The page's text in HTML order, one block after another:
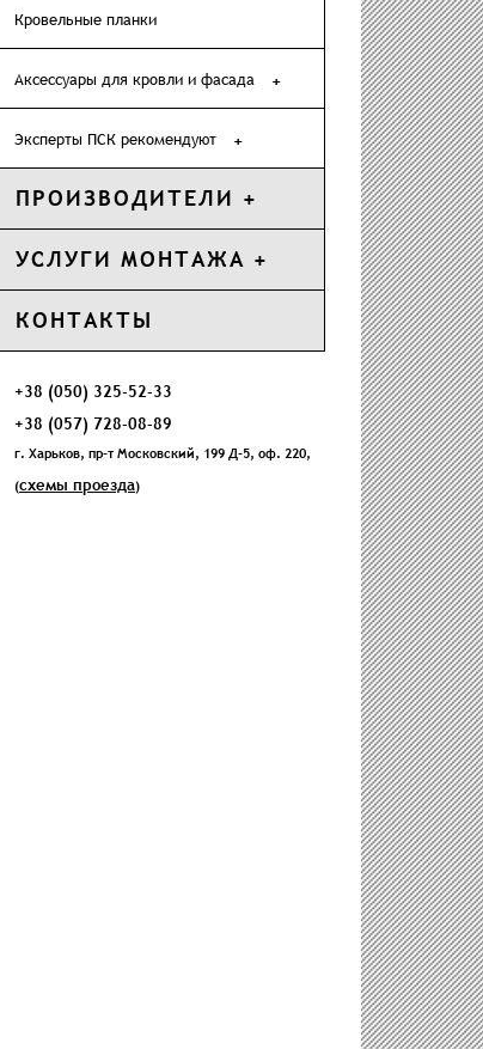
Кровельные планки
Аксессуары для кровли и фасада
Эксперты ПСК рекомендуют
ПРОИЗВОДИТЕЛИ
УСЛУГИ МОНТАЖА
КОНТАКТЫ
+38 (050) 325-52-33
+38 (057) 728-08-89
г. Харьков, пр-т Московский, 199 Д-5, оф. 220,
(схемы проезда)